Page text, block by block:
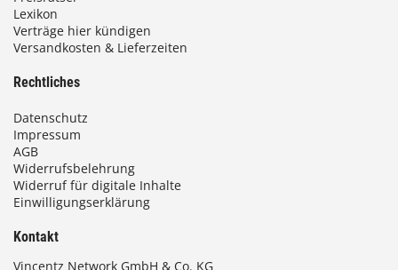
Lexikon
Verträge hier kündigen
Versandkosten & Lieferzeiten
Rechtliches
Datenschutz
Impressum
AGB
Widerrufsbelehrung
Widerruf für digitale Inhalte
Einwilligungserklärung
Kontakt
Vincentz Network GmbH & Co. KG